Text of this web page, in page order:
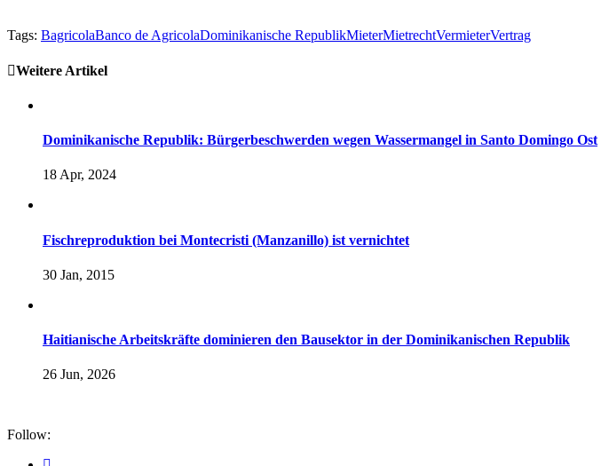
Tags: BagricolaBanco de AgricolaDominikanische RepublikMieterMietrechtVermieterVertrag
Weitere Artikel
Dominikanische Republik: Bürgerbeschwerden wegen Wassermangel in Santo Domingo Ost
18 Apr, 2024
Fischreproduktion bei Montecristi (Manzanillo) ist vernichtet
30 Jan, 2015
Haitianische Arbeitskräfte dominieren den Bausektor in der Dominikanischen Republik
26 Jun, 2026
Follow: